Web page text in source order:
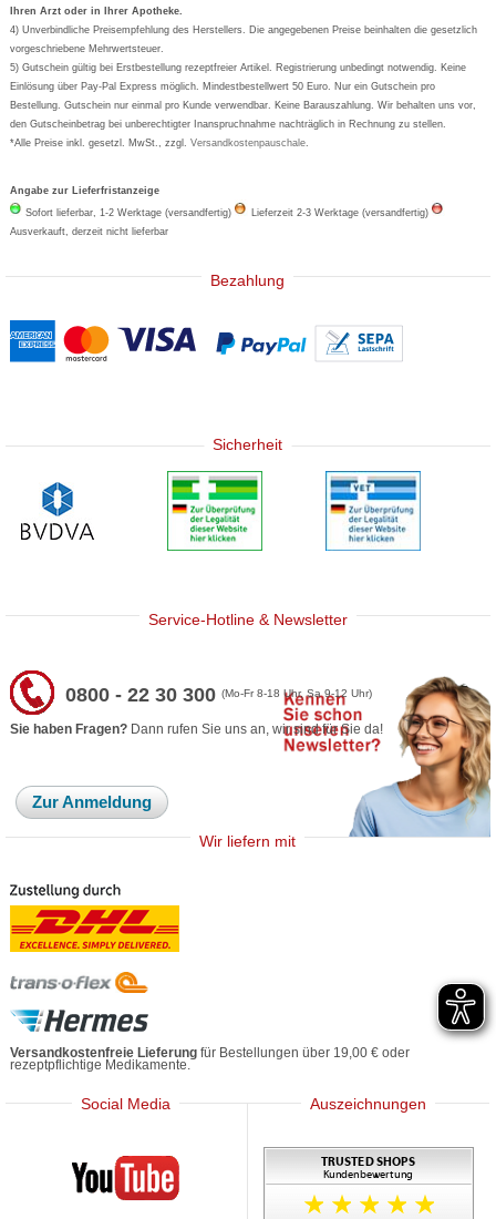
Wick
Eucerin
Basica
Ihren Arzt oder in Ihrer Apotheke.
4) Unverbindliche Preisempfehlung des Herstellers. Die angegebenen Preise beinhalten die gesetzlich
vorgeschriebene Mehrwertsteuer.
5) Gutschein gültig bei Erstbestellung rezeptfreier Artikel. Registrierung unbedingt notwendig. Keine
Einlösung über Pay-Pal Express möglich. Mindestbestellwert 50 Euro. Nur ein Gutschein pro
Bestellung. Gutschein nur einmal pro Kunde verwendbar. Keine Barauszahlung. Wir behalten uns vor,
den Gutscheinbetrag bei unberechtigter Inanspruchnahme nachträglich in Rechnung zu stellen.
*Alle Preise inkl. gesetzl. MwSt., zzgl.Versandkostenpauschale.
Angabe zur Lieferfristanzeige
Sofort lieferbar, 1-2 Werktage (versandfertig)
Lieferzeit 2-3 Werktage (versandfertig)
Ausverkauft, derzeit nicht lieferbar
Bezahlung
Sicherheit
Service-Hotline & Newsletter
0800 - 22 30 300(Mo-Fr 8-18 Uhr, Sa 9-12 Uhr)
Sie haben Fragen? Dann rufen Sie uns an, wir sind für Sie da!
Zur Anmeldung
Wir liefern mit
Versandkostenfreie Lieferung für Bestellungen über 19,00 € oder
rezeptpflichtige Medikamente.
Social Media
Mediherz
Auszeichnungen